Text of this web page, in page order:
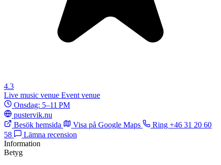
4.3
Live music venue Event venue
Onsdag: 5–11 PM
pustervik.nu
Besök hemsida
Visa på Google Maps
Ring +46 31 20 60
58
Lämna recension
Information
Betyg